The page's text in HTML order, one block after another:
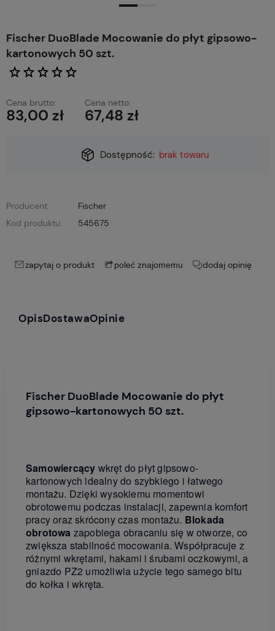
Fischer DuoBlade Mocowanie do płyt gipsowo-
kartonowych 50 szt.
Cena brutto:
83,00 zł
Cena netto:
67,48 zł
Dostępność: brak towaru
Producent:
Fischer
Kod produktu:
545675
zapytaj o produkt poleć znajomemu dodaj opinię
OpisDostawaOpinie
Fischer DuoBlade Mocowanie do płyt
gipsowo-kartonowych 50 szt.
Samowiercący wkręt do płyt gipsowo-
kartonowych idealny do szybkiego i łatwego
montażu. Dzięki wysokiemu momentowi
obrotowemu podczas instalacji, zapewnia komfort
pracy oraz skrócony czas montażu. Blokada
obrotowa zapobiega obracaniu się w otworze, co
zwiększa stabilność mocowania. Współpracuje z
różnymi wkrętami, hakami i śrubami oczkowymi, a
gniazdo PZ2 umożliwia użycie tego samego bitu
do kołka i wkręta.